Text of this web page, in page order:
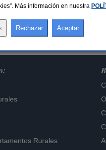
alojamientos
Rurales
Más información en nuestra